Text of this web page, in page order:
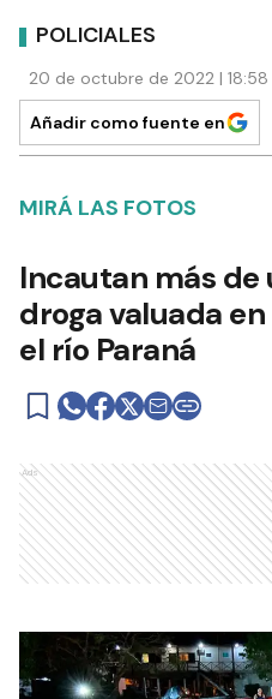
POLICIALES
20 de octubre de 2022 |
Añadir como fuente en
MIRÁ LAS FOTOS
Incautan más de
droga valuada
el río Paraná
Ads